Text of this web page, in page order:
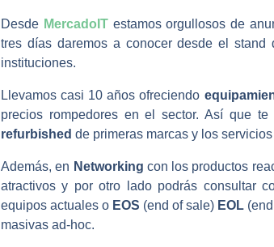
Desde MercadoITestamos orgullosos de
tres días daremos a conocer desde el
instituciones.
Llevamos casi 10 años ofreciendo
precios rompedores en el sector. Así que
refurbished de primeras marcas y los
Además, en Networking con los productos
atractivos y por otro lado podrás consultar
equipos actuales o EOS (end of sale) EOL
masivas ad-hoc.